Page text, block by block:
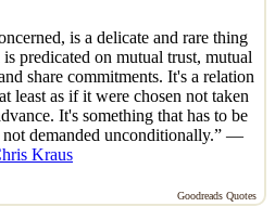
is a delicate and rare thing
predicated on mutual trust, mutual
share commitments. It's a relation
least as if it were chosen not taken
It's something that has to be
not demanded unconditionally.” —
Kraus
Goodreads Quotes